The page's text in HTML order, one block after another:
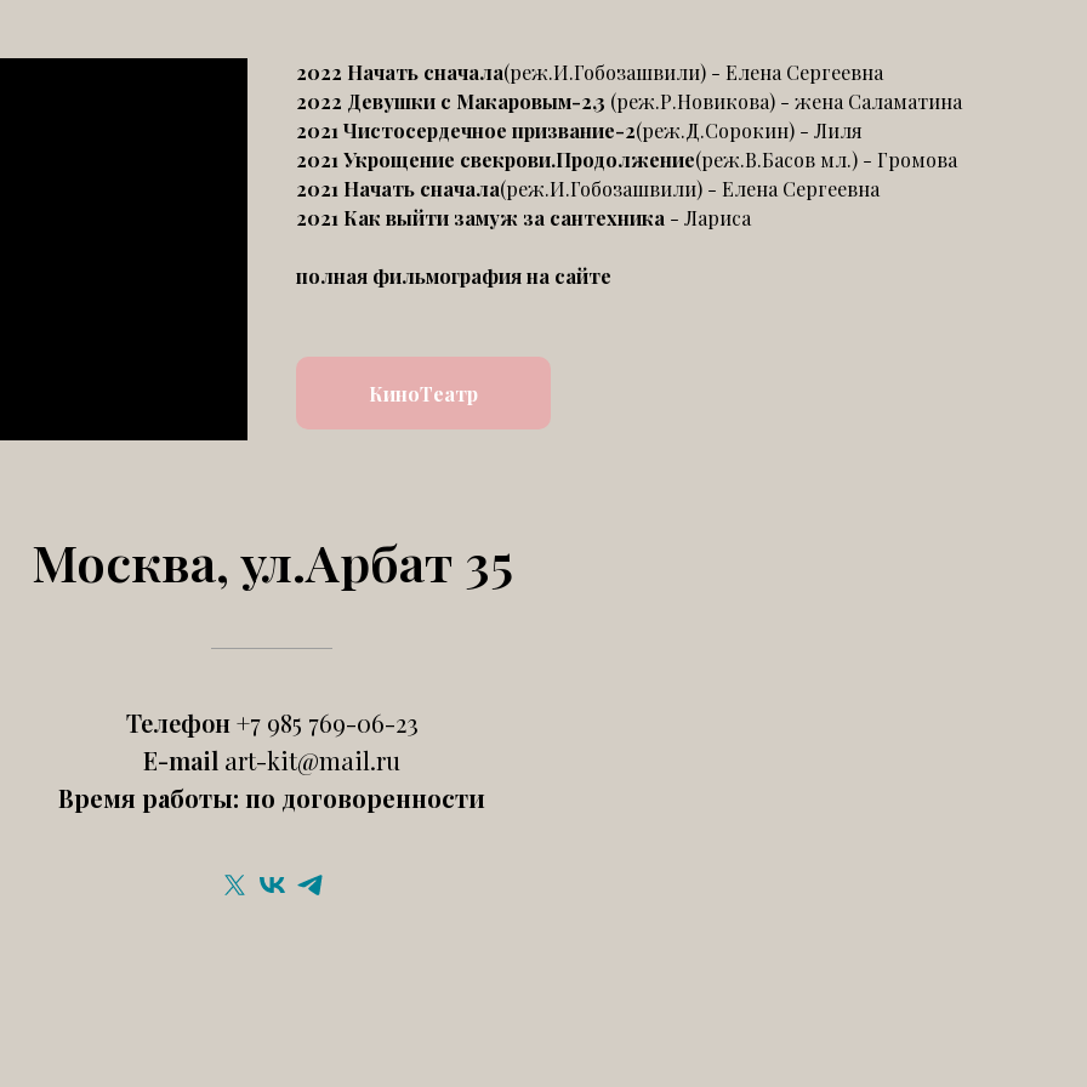
2022 Начать сначала(реж.И.Гобозашвили) - Елена Сергеевна
2022 Девушки с Макаровым-2,3 (реж.Р.Новикова) - жена Саламатина
2021 Чистосердечное призвание-2(реж.Д.Сорокин) - Лиля
2021 Укрощение свекрови.Продолжение(реж.В.Басов мл.) - Громова
2021 Начать сначала(реж.И.Гобозашвили) - Елена Сергеевна
2021 Как выйти замуж за сантехника - Лариса
полная фильмография на сайте
КиноТеатр
Москва, ул.Арбат 35
Телефон+7 985 769-06-23
E-mail art-kit@mail.ru
Время работы: по договоренности